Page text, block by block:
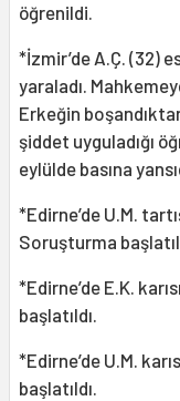
öğrenildi.
*İzmir’de A.Ç. (32)
yaraladı.
Erkeğin
şiddet uyguladığı
eylülde basına
*Edirne’de U.M.
Soruşturma
*Edirne’de E.K.
başlatıldı.
*Edirne’de U.M.
başlatıldı.